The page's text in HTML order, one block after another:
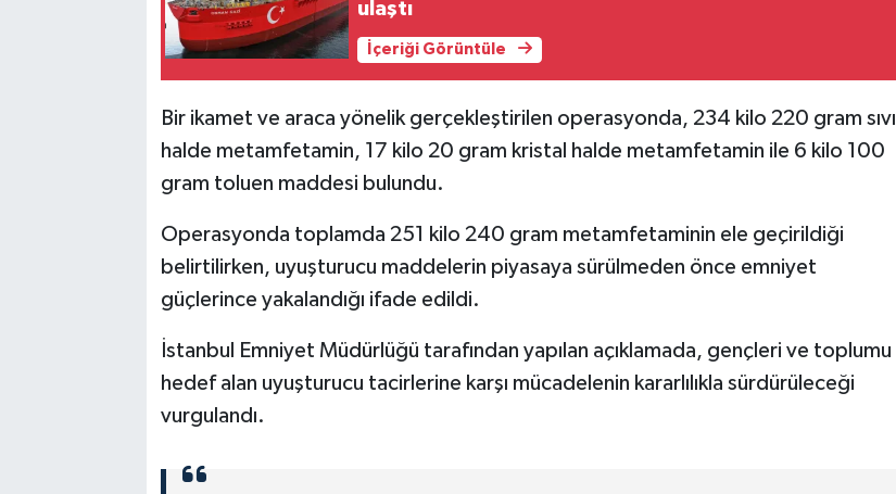
ulaştı
İçeriği Görüntüle
Bir ikamet ve araca yönelik gerçekleştirilen operasyonda, 234 kilo 220 gram sıvı
halde metamfetamin, 17 kilo 20 gram kristal halde metamfetamin ile 6 kilo 100
gram toluen maddesi bulundu.
Operasyonda toplamda 251 kilo 240 gram metamfetaminin ele geçirildiği
belirtilirken, uyuşturucu maddelerin piyasaya sürülmeden önce emniyet
güçlerince yakalandığı ifade edildi.
İstanbul Emniyet Müdürlüğü tarafından yapılan açıklamada, gençleri ve toplumu
hedef alan uyuşturucu tacirlerine karşı mücadelenin kararlılıkla sürdürüleceği
vurgulandı.